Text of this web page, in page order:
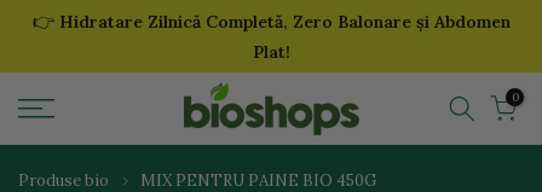
Sari
👉 Hidratare Zilnică Completă, Zero Balonare și Abdomen
Plat!
0
Produse bio MIX PENTRU PAINE BIO 450G